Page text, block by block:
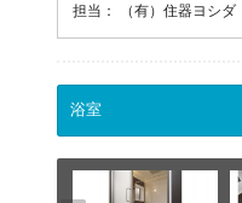
担当： （有）住器ヨシダ